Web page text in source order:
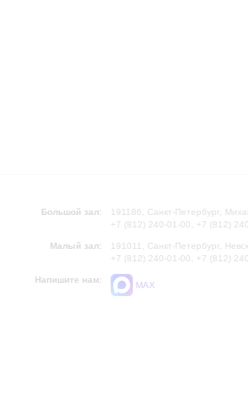
Большой зал:
191186, Санкт-Петербург,
+7 (812) 240-01-00, +7 (812)
Малый зал:
191011, Санкт-Петербург,
+7 (812) 240-01-00, +7 (812)
Напишите нам:
MAX